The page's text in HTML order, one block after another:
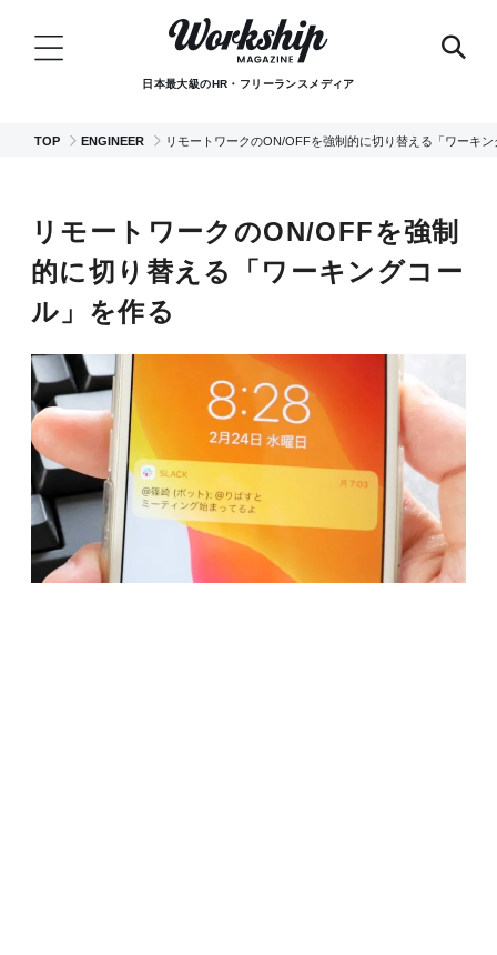
日本最大級のHR・フリーランスメディア
TOP ENGINEER リモートワークのON/OFFを強制的に切り替える「ワーキ
リモートワークのON/OFFを強制
的に切り替える「ワーキングコー
ル」を作る